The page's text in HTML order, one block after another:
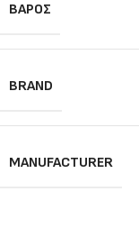
ΒΆΡΟΣ
BRAND
MANUFACTURER